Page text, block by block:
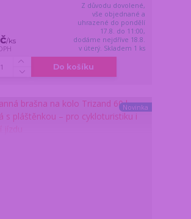
/ks
Z důvodu dovolené,
vše objednané a
uhrazené do pondělí
17.8. do 11:00,
dodáme nejdříve 18.8.
v úterý. Skladem 1 ks
Do košíku
Novinka